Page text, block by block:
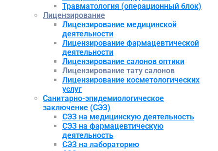
Травматология (операционный блок)
Лицензирование
Лицензирование медицинской
деятельности
Лицензирование фармацевтической
деятельности
Лицензирование салонов оптики
Лицензирование тату салонов
Лицензирование косметологических
услуг
Санитарно-эпидемиологическое
заключение (СЭЗ)
СЭЗ на медицинскую деятельность
СЭЗ на фармацевтическую
деятельность
СЭЗ на лабораторию